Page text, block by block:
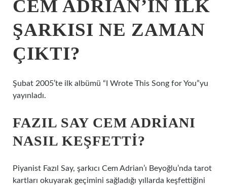
CEM ADRIAN’IN ILK
ŞARKISI NE ZAMAN
ÇIKTI?
Şubat 2005’te ilk albümü “I Wrote This Song for You”yu
yayınladı.
FAZIL SAY CEM ADRIANI
NASIL KEŞFETTI?
Piyanist Fazıl Say, şarkıcı Cem Adrian’ı Beyoğlu’nda tarot
kartları okuyarak geçimini sağladığı yıllarda keşfettiğini